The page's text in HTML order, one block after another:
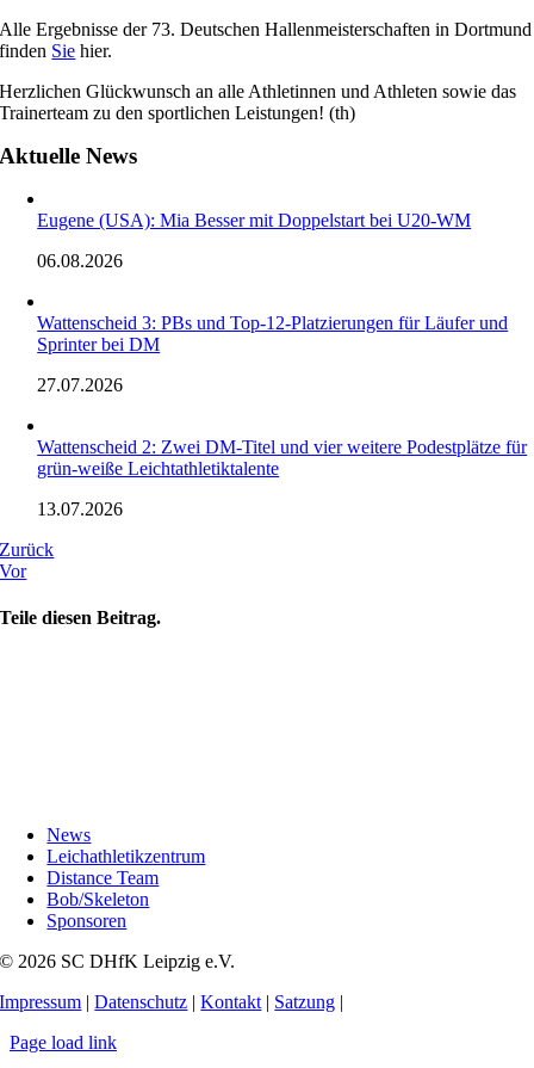
Alle Ergebnisse der 73. Deutschen Hallenmeisterschaften in Dortmund
finden Sie hier.
Herzlichen Glückwunsch an alle Athletinnen und Athleten sowie das
Trainerteam zu den sportlichen Leistungen! (th)
Aktuelle News
Eugene (USA): Mia Besser mit Doppelstart bei U20-WM
06.08.2026
Wattenscheid 3: PBs und Top-12-Platzierungen für Läufer und
Sprinter bei DM
27.07.2026
Wattenscheid 2: Zwei DM-Titel und vier weitere Podestplätze für
grün-weiße Leichtathletiktalente
13.07.2026
Zurück
Vor
Teile diesen Beitrag.
News
Leichathletikzentrum
Distance Team
Bob/Skeleton
Sponsoren
© 2026 SC DHfK Leipzig e.V.
Impressum |Datenschutz |Kontakt | Satzung |
Page load link